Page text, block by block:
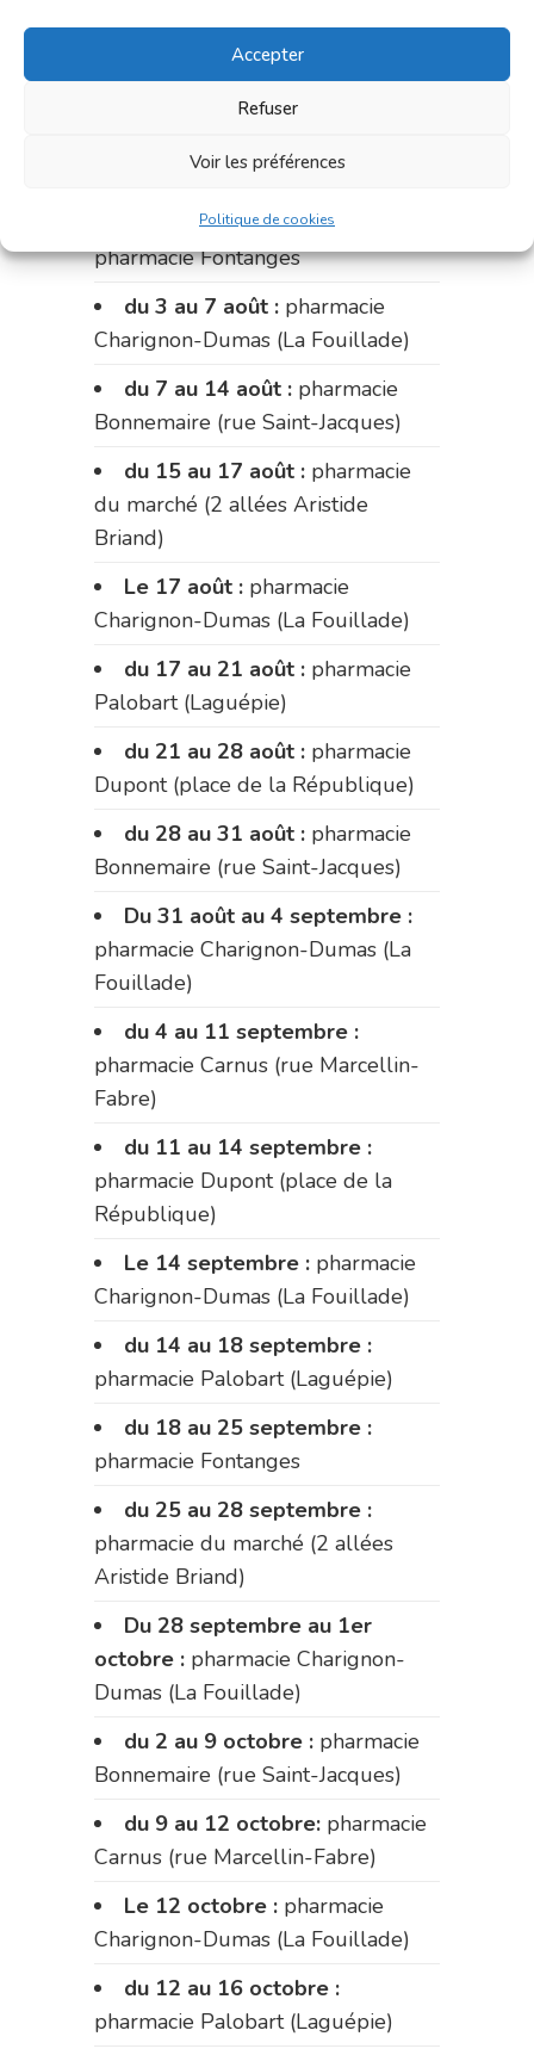
Accepter
Refuser
Voir les préférences
Politique de cookies
du 20 au 24 juillet :pharmacie
Palobart (Laguépie)
du 24 au 31 juillet :
du 31 juillet au 3 août :
pharmacie Fontanges
du 3 au 7 août : pharmacie
Charignon-Dumas (La Fouillade)
du 7 au 14 août : pharmacie
Bonnemaire (rue Saint-Jacques)
du 15 au 17 août : pharmacie
du marché (2 allées Aristide
Briand)
Le 17 août : pharmacie
Charignon-Dumas (La Fouillade)
du 17 au 21 août : pharmacie
Palobart (Laguépie)
du 21 au 28 août : pharmacie
Dupont (place de la République)
du 28 au 31 août : pharmacie
Bonnemaire (rue Saint-Jacques)
Du 31 août au 4 septembre :
pharmacie Charignon-Dumas (La
Fouillade)
du 4 au 11 septembre :
pharmacie Carnus (rue Marcellin-
Fabre)
du 11 au 14 septembre :
pharmacie Dupont (place de la
République)
Le 14 septembre : pharmacie
Charignon-Dumas (La Fouillade)
du 14 au 18 septembre :
pharmacie Palobart (Laguépie)
du 18 au 25 septembre :
pharmacie Fontanges
du 25 au 28 septembre :
pharmacie du marché (2 allées
Aristide Briand)
Du 28 septembre au 1er
octobre : pharmacie Charignon-
Dumas (La Fouillade)
du 2 au 9 octobre : pharmacie
Bonnemaire (rue Saint-Jacques)
du 9 au 12 octobre: pharmacie
Carnus (rue Marcellin-Fabre)
Le 12 octobre : pharmacie
Charignon-Dumas (La Fouillade)
du 12 au 16 octobre :
pharmacie Palobart (Laguépie)